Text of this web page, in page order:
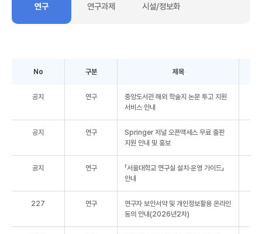
연구 연구과제 시설/정보화
No 구분 제목
공지 연구
중앙도서관 해외 학술지 논문 투고 지원
서비스 안내
공지 연구
Springer 저널 오픈액세스 무료 출판
지원 안내 및 홍보
공지 연구
「서울대학교 연구실 설치·운영 가이드」
안내
227 연구
연구자 보안서약 및 개인정보활용 온라인
동의 안내(2026년2차)